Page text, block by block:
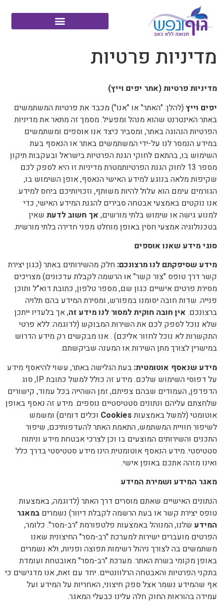
מדיניות פרטיות
מדיניות פרטיות (אתר יפים וייץ)
יפים וייץ(להלן: "האתר" או "אנו") מכבד את פרטיות המשתמשים
באתר האינטרנט שהוא מנהל ומפעיל. מסמך זה מתאר את מדיניות
הפרטיות הנהוגה באתר, ומסביר כיצד אנו אוספים ומשתמשים
במידע הנמסר לנו על-ידי המשתמשים באתר או הנאסף בעת
השימוש בו, בהתאם לחוקי הגנת הפרטיות בישראל ובעקבות תיקון
מספר 13 לחוק הגנת הפרטיותמטרת מדיניות זו היא לספק לכם
שקיפות מלאה בנוגע למידע האישי הנאסף, אופן השימוש בו,
הגורמים עימם הוא עלול להיות משותף, וזכויותיכם ביחס למידע.
אנו נוקטים באמצעי אבטחה סבירים להגנת המידע האישי, כדי
למנוע גישה או שימוש בלתי מורשים, אך חשוב לדעת שאין
בטכנולוגיה אמצעי חסין באופן מוחלט מפני חדירה בלתי מורשית.
סוגי מידע שאנו אוספים
מידע שסיפקתם לנו מרצונכם: חלק מהשירותים באתר (כגון יצירת
קשר דרך טופס "צור קשר" או הרשמה לקבלת עדכונים) מצריכים
מסירת פרטים אישיים כגון שם, מספר טלפון, כתובת דוא"ל ותוכן
פנייה. שדות חובה יסומנו במפורש, ומסירת המידע בהם תלויה
ברצונכם. אין חובה חוקית למסור לנו מידע זה, אך בלעדיו ייתכן
שלא נוכל לספק לכם את השירות המבוקש (לדוגמה: ללא פרטי
התקשרות לא נוכל לחזור אליכם) . אנו מבקשים רק מידע הדרוש
במישרין לצורך מתן השירות או המענה שביקשתם.
מידע שנאסף אוטומטית: בעת הגלישה באתר, עשוי להיאסף מידע
על דפוסי השימוש שלכם. מידע זה כולל למשל כתובת IP, סוג
הדפדפן, העמודים שבהם צפיתם, זמן השהייה בכל עמוד, קישורים
שלחצתם עליהם ונתונים סטטיסטיים נוספים. מידע זה נאסף באופן
אוטומטי (למשל באמצעותCookies וכלים דומים) ומשמש
לשיפור חוויית המשתמש, התאמת האתר להעדפותיכם, שיפור
התכנים והשירותים המוצעים בו וכן לצרכי אבטחת מידע וניתוח
סטטיסטי. מידע הנאסף אוטומטית הינו מידע סטטיסטי בדרך כלל
ואינו מזהה אתכם באופן אישי.
מאגר המידע ושמירת המידע
הנתונים האישיים שאתם מוסרים דרך האתר (לדוגמה, באמצעות
טופס יצירת קשר או בעת הרשמה לקבלת דיוור) נשמרים במאגר
המידע שלנו, המנוהל באמצעות פלטפורמת "רב-מסר". כלומר,
הפרטים מועברים ישירות למערכת "רב-מסר" החיצונית שאנו
משתמשים בה לצורך ניהול רשימות תפוצה ופניות, ולא נשמרים
באופן מקומי בשרת האתר. מערכת "רב-מסר" מאובטחת ועומדת
בתקני הפרטיות והאבטחה הרלוונטיים. יחד עם זאת, אנו מדגישים כי
אף שהמידע נשמר אצל ספק חיצוני, האחריות על המידע ועל
עמידה בהוראות החוק חלה עלינו כבעלי המאגר.